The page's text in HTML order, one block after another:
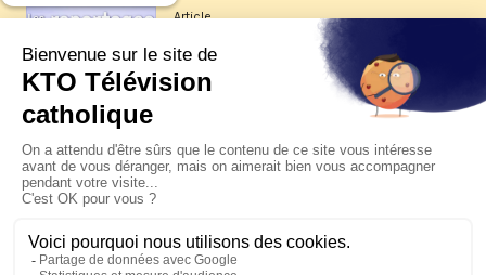
Article
Les reportages d'été 2026 de KTO
La visite pastorale du pape Léon
XIV à Assise à suivre sur KTO le
jeudi 6 août
Le pape en Uruguay, Argentine et
Pérou du 6 au 17 novembre 2026